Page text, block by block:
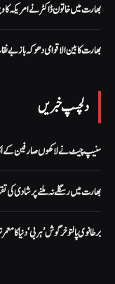
بھارت میں خاتون ڈاکٹر نے امریکہ کا
بھارت کا بین الاقوامی دھوکہ باز بے
دلچسپ خبریں
سنیپ چیٹ نے لاکھوں صارفین کے
بھارت میں رسگلے نہ ملنے پر شادی
برطانوی پالتو خرگوش ’ہربی‘ دنیا کا